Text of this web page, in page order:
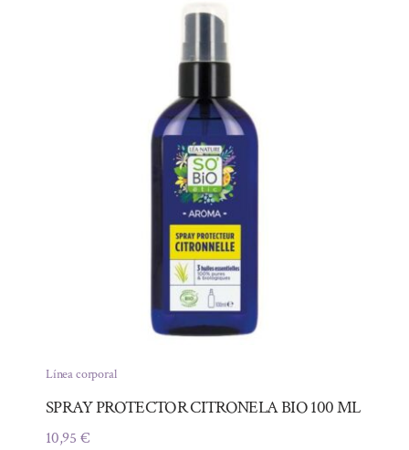
Línea corporal
SPRAY PROTECTOR CITRONELA BIO 100 ML
10,95 €